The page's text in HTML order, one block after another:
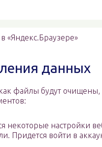
«Яндекс.Браузере»
данных
файлы будут очищены,
некоторые настройки
Придется войти в